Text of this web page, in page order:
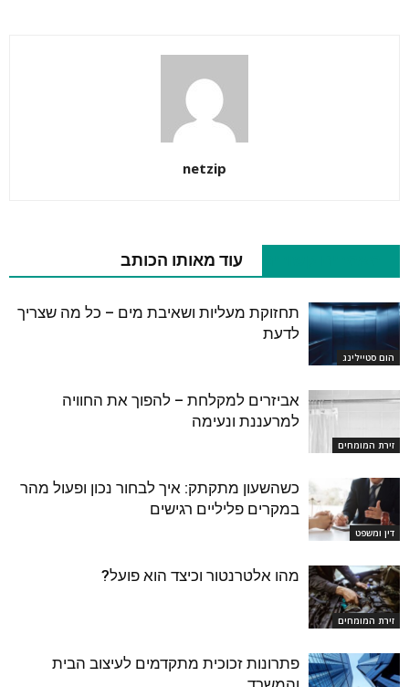
netzip
עוד מאותו הכותב
הום סטיילינג
תחזוקת מעליות ושאיבת מים – כל מה שצריך
לדעת
זירת המומחים
אביזרים למקלחת – להפוך את החוויה
למרעננת ונעימה
דין ומשפט
כשהשעון מתקתק: איך לבחור נכון ופעול מהר
במקרים פליליים רגישים
זירת המומחים
מהו אלטרנטור וכיצד הוא פועל?
פתרונות זכוכית מתקדמים לעיצוב הבית